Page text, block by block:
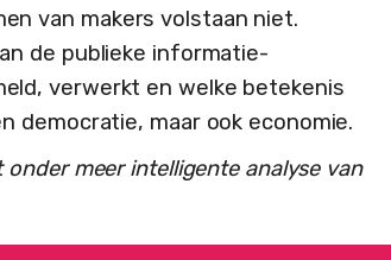
van makers volstaan niet.
de publieke informatie-
verwerkt en welke betekenis
democratie, maar ook economie.
meer intelligente analyse van